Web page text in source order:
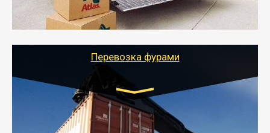
качественно организует переезд к новому месту
службы или работы с гарантией сохранности груза и
оформлением документов, подтверждающих
Перевозка фурами
Транспорт:
Еврофура Тент от 5 до 10 тонн
грузоподъемность